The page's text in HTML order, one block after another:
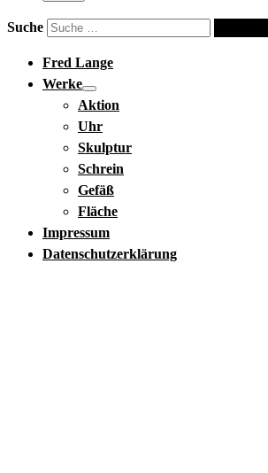
Suche
Fred Lange
Werke
Aktion
Uhr
Skulptur
Schrein
Gefäß
Fläche
Impressum
Datenschutzerklärung